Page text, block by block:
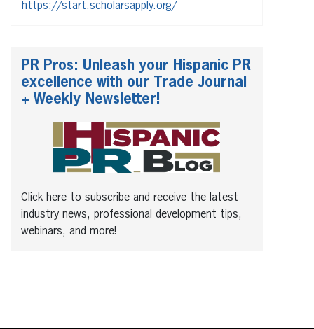
https://start.scholarsapply.org/
PR Pros: Unleash your Hispanic PR
excellence with our Trade Journal
+ Weekly Newsletter!
Click here to subscribe and receive the latest
industry news, professional development tips,
webinars, and more!